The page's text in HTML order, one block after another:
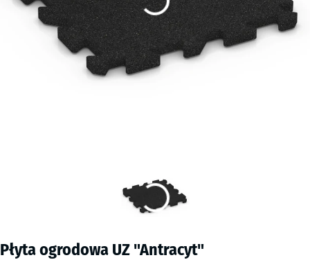
Płyta ogrodowa UZ "Antracyt"